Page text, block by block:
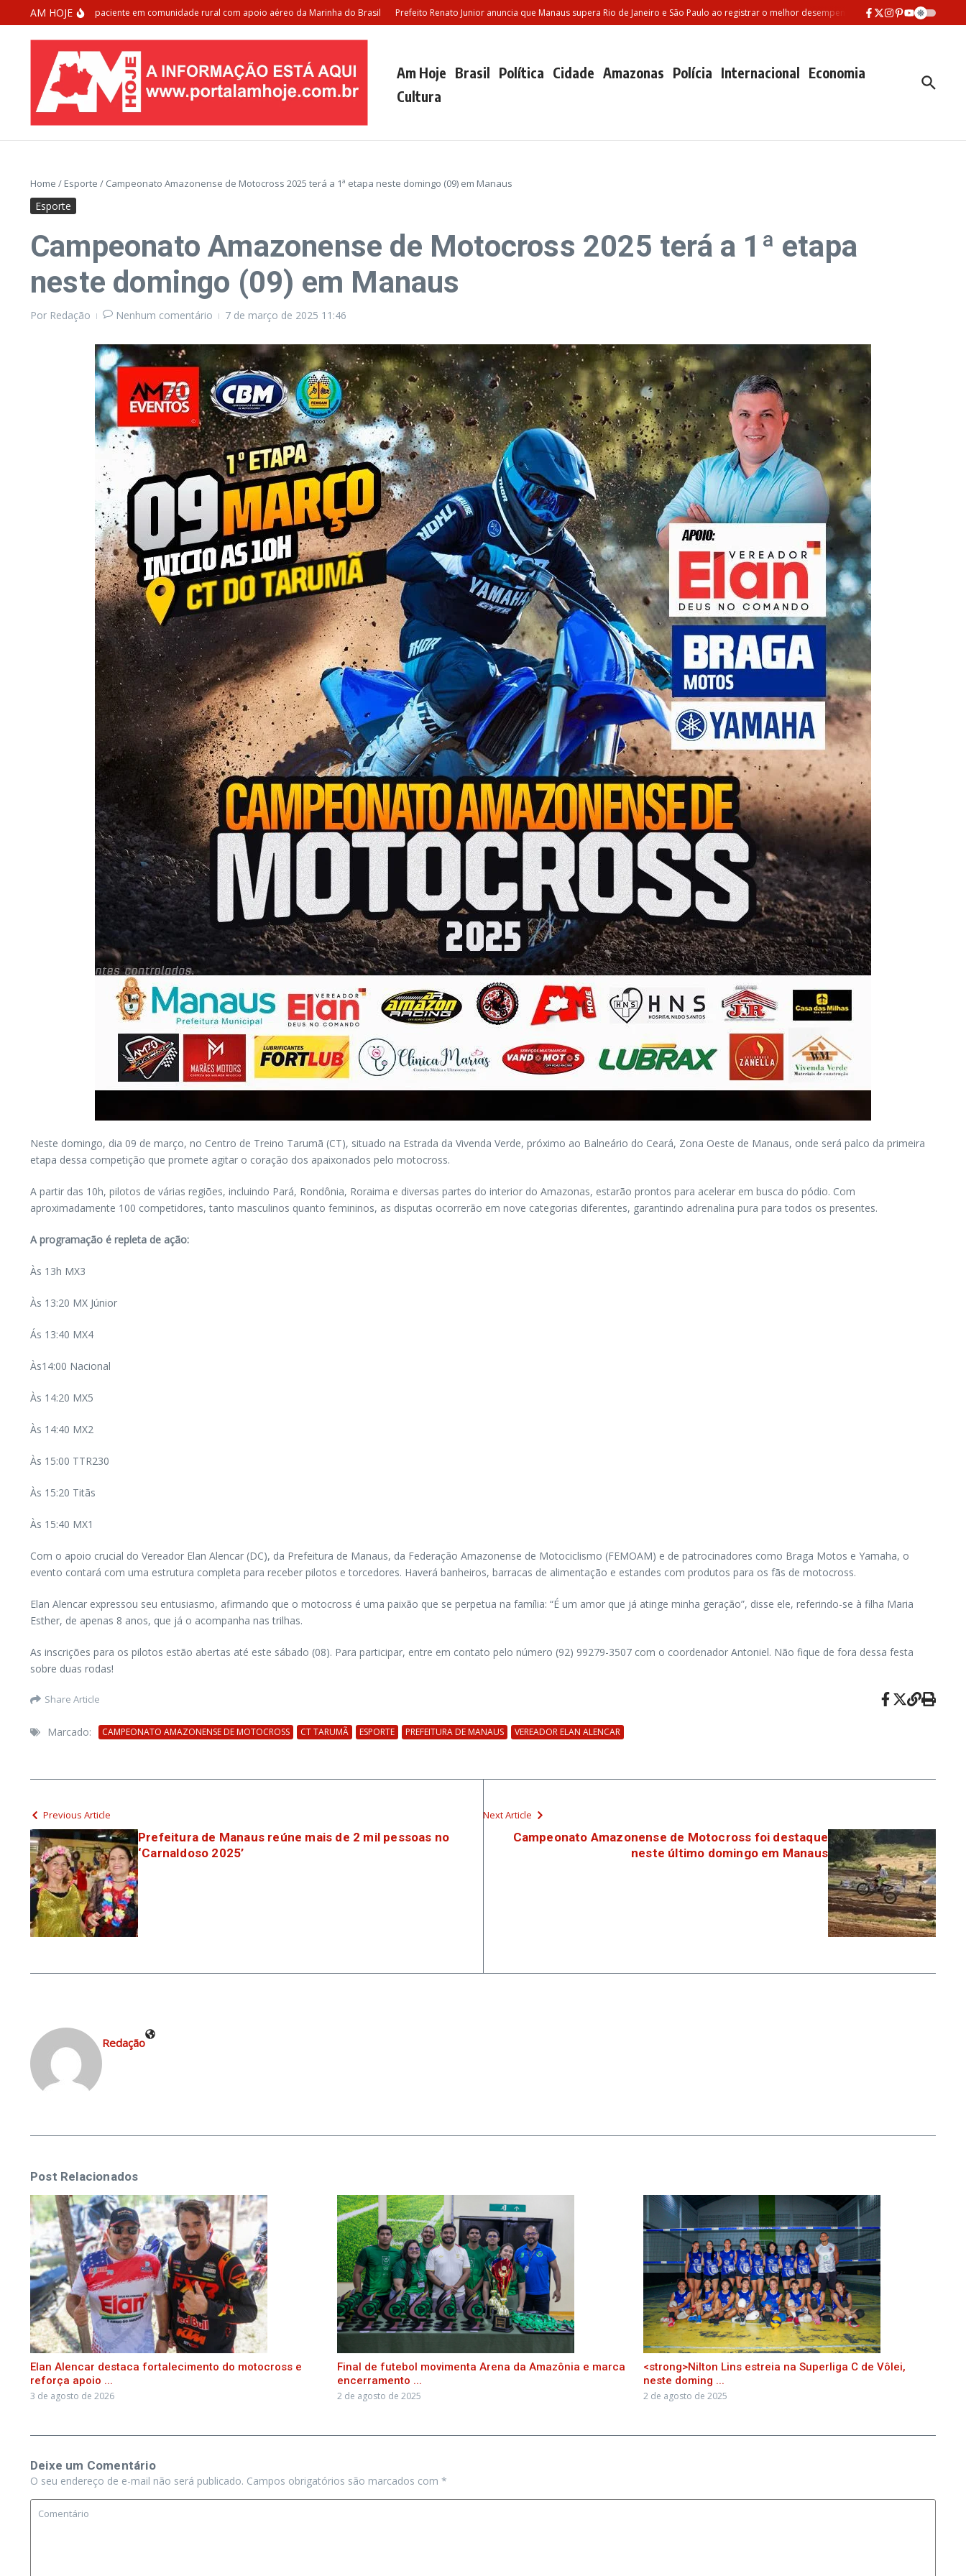
Ir para o conteúdo
AM HOJE
resgata paciente em comunidade rural com apoio aéreo da Marinha do Brasil Prefeito Renato Junior anuncia que Manaus supera Rio de Janeiro e São Paulo ao registrar o melhor desempenho entre as três maiores redes
Am Hoje Brasil Política Cidade Amazonas Polícia Internacional Economia
Cultura
Home / Esporte / Campeonato Amazonense de Motocross 2025 terá a 1ª etapa neste domingo (09) em Manaus
Esporte
Campeonato Amazonense de Motocross 2025 terá a 1ª etapa
neste domingo (09) em Manaus
Por Redação Nenhum comentário 7 de março de 2025 11:46
Neste domingo, dia 09 de março, no Centro de Treino Tarumã (CT), situado na Estrada da Vivenda Verde, próximo ao Balneário do Ceará, Zona Oeste de Manaus, onde será palco da primeira
etapa dessa competição que promete agitar o coração dos apaixonados pelo motocross.
A partir das 10h, pilotos de várias regiões, incluindo Pará, Rondônia, Roraima e diversas partes do interior do Amazonas, estarão prontos para acelerar em busca do pódio. Com
aproximadamente 100 competidores, tanto masculinos quanto femininos, as disputas ocorrerão em nove categorias diferentes, garantindo adrenalina pura para todos os presentes.
A programação é repleta de ação:
Às 13h MX3
Às 13:20 MX Júnior
Ás 13:40 MX4
Às14:00 Nacional
Às 14:20 MX5
Às 14:40 MX2
Às 15:00 TTR230
Às 15:20 Titãs
Às 15:40 MX1
Com o apoio crucial do Vereador Elan Alencar (DC), da Prefeitura de Manaus, da Federação Amazonense de Motociclismo (FEMOAM) e de patrocinadores como Braga Motos e Yamaha, o
evento contará com uma estrutura completa para receber pilotos e torcedores. Haverá banheiros, barracas de alimentação e estandes com produtos para os fãs de motocross.
Elan Alencar expressou seu entusiasmo, afirmando que o motocross é uma paixão que se perpetua na família: “É um amor que já atinge minha geração”, disse ele, referindo-se à filha Maria
Esther, de apenas 8 anos, que já o acompanha nas trilhas.
As inscrições para os pilotos estão abertas até este sábado (08). Para participar, entre em contato pelo número (92) 99279-3507 com o coordenador Antoniel. Não fique de fora dessa festa
sobre duas rodas!
Share Article
Marcado: CAMPEONATO AMAZONENSE DE MOTOCROSS CT TARUMÃ ESPORTE PREFEITURA DE MANAUS VEREADOR ELAN ALENCAR
Previous Article
Prefeitura de Manaus reúne mais de 2 mil pessoas no
‘CarnaIdoso 2025’
Next Article
Campeonato Amazonense de Motocross foi destaque
neste último domingo em Manaus
Redação
Post Relacionados
Elan Alencar destaca fortalecimento do motocross e
reforça apoio ...
3 de agosto de 2026
Final de futebol movimenta Arena da Amazônia e marca
encerramento ...
2 de agosto de 2025
<strong>Nilton Lins estreia na Superliga C de Vôlei,
neste doming ...
2 de agosto de 2025
Deixe um Comentário
O seu endereço de e-mail não será publicado. Campos obrigatórios são marcados com *